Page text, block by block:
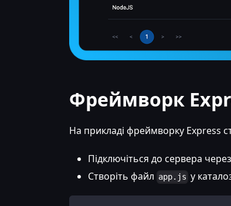
Фреймворк
На прикладі фреймворку Express
Підключіться до сервера
Створіть файл app.js у